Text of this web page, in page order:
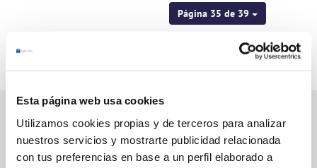
Esta página web usa cookies
Utilizamos cookies propias y de terceros para analizar
nuestros servicios y mostrarte publicidad relacionada
con tus preferencias en base a un perfil elaborado a
Página 35 de 39
Gestiones Online